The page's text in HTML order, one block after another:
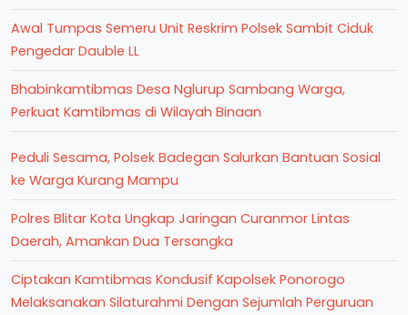
Awal Tumpas Semeru Unit Reskrim Polsek Sambit Ciduk
Pengedar Dauble LL
Bhabinkamtibmas Desa Nglurup Sambang Warga,
Perkuat Kamtibmas di Wilayah Binaan
Peduli Sesama, Polsek Badegan Salurkan Bantuan Sosial
ke Warga Kurang Mampu
Polres Blitar Kota Ungkap Jaringan Curanmor Lintas
Daerah, Amankan Dua Tersangka
Ciptakan Kamtibmas Kondusif Kapolsek Ponorogo
Melaksanakan Silaturahmi Dengan Sejumlah Perguruan